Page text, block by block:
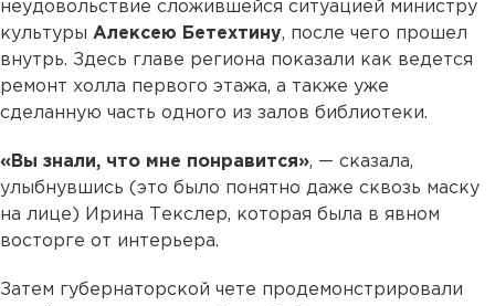
неудовольствие сложившейся ситуацией министру
культуры Алексею Бетехтину, после чего прошел
внутрь. Здесь главе региона показали как ведется
ремонт холла первого этажа, а также уже
сделанную часть одного из залов библиотеки.
«Вы знали, что мне понравится», — сказала,
улыбнувшись (это было понятно даже сквозь маску
на лице) Ирина Текслер, которая была в явном
восторге от интерьера.
Затем губернаторской чете продемонстрировали